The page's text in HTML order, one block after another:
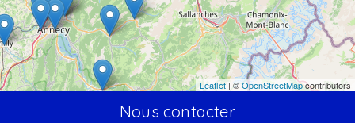
Leaflet | ©OpenStreetMapcontributors
Nous contacter